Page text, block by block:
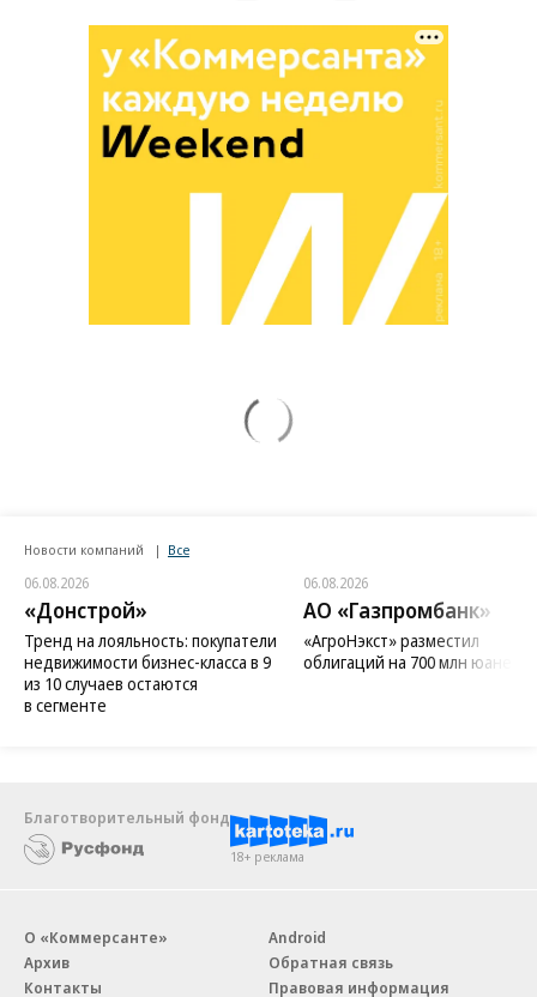
Новости компаний Все
06.08.2026
«Донстрой»
Тренд на лояльность: покупатели
недвижимости бизнес-класса в 9
из 10 случаев остаются
в сегменте
06.08.2026
АО «Газпромбанк»
«АгроНэкст» разместил
облигаций на 700 млн юаней
Благотворительный фонд
18+ реклама
О «Коммерсанте»
Архив
Контакты
Android
Обратная связь
Правовая информация